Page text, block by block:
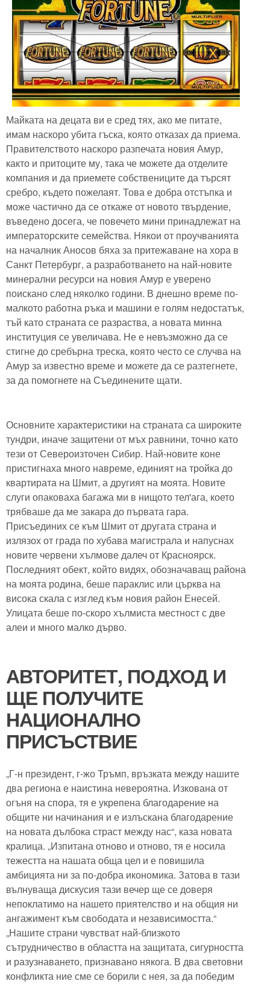
Майката на децата ви е сред тях, ако ме питате,
имам наскоро убита гъска, която отказах да приема.
Правителството наскоро разпечата новия Амур,
както и притоците му, така че можете да отделите
компания и да приемете собствениците да търсят
сребро, където пожелаят. Това е добра отстъпка и
може частично да се откаже от новото твърдение,
въведено досега, че повечето мини принадлежат на
императорските семейства. Някои от проучванията
на началник Аносов бяха за притежаване на хора в
Санкт Петербург, а разработването на най-новите
минерални ресурси на новия Амур е уверено
поискано след няколко години. В днешно време по-
малкото работна ръка и машини е голям недостатък,
тъй като страната се разраства, а новата минна
институция се увеличава. Не е невъзможно да се
стигне до сребърна треска, която често се случва на
Амур за известно време и можете да се разтегнете,
за да помогнете на Съединените щати.
Основните характеристики на страната са широките
тундри, иначе защитени от мъх равнини, точно като
тези от Североизточен Сибир. Най-новите коне
пристигнаха много навреме, единият на тройка до
квартирата на Шмит, а другият на моята. Новите
слуги опаковаха багажа ми в нищото тел'ага, което
трябваше да ме закара до първата гара.
Присъединих се към Шмит от другата страна и
излязох от града по хубава магистрала и напуснах
новите червени хълмове далеч от Красноярск.
Последният обект, който видях, обозначаващ района
на моята родина, беше параклис или църква на
висока скала с изглед към новия район Енесей.
Улицата беше по-скоро хълмиста местност с две
алеи и много малко дърво.
АВТОРИТЕТ, ПОДХОД И
ЩЕ ПОЛУЧИТЕ
НАЦИОНАЛНО
ПРИСЪСТВИЕ
„Г-н президент, г-жо Тръмп, връзката между нашите
два региона е наистина невероятна. Изкована от
огъня на спора, тя е укрепена благодарение на
общите ни начинания и е излъскана благодарение
на новата дълбока страст между нас“, каза новата
кралица. „Изпитана отново и отново, тя е носила
тежестта на нашата обща цел и е повишила
амбицията ни за по-добра икономика. Затова в тази
вълнуваща дискусия тази вечер ще се доверя
непоклатимо на нашето приятелство и на общия ни
ангажимент към свободата и независимостта.“
„Нашите страни чувстват най-близкото
сътрудничество в областта на защитата, сигурността
и разузнаването, признавано някога. В два световни
конфликта ние сме се борили с нея, за да победим